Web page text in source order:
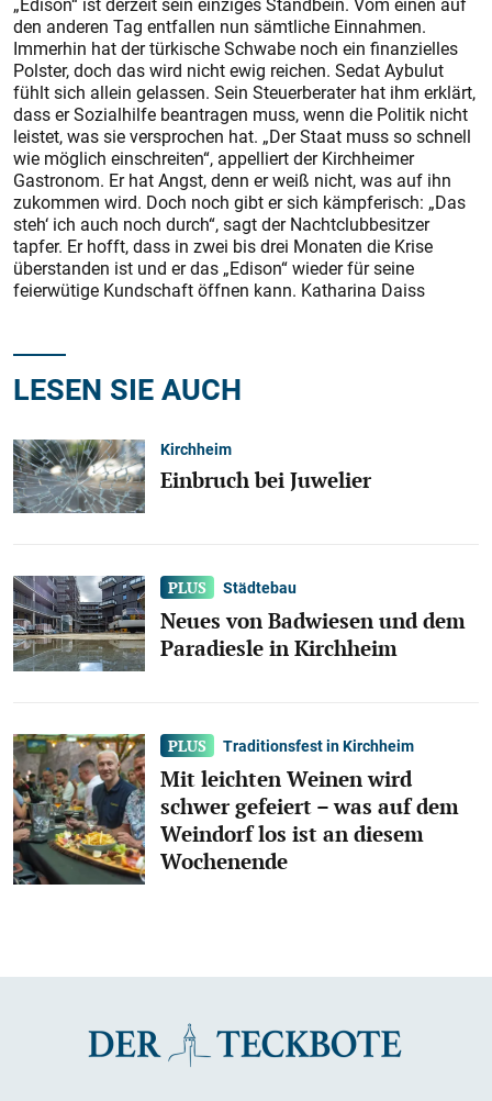
den anderen Tag entfallen nun sämtliche Einnahmen.
Immerhin hat der türkische Schwabe noch ein finanzielles
Pols­ter, doch das wird nicht ewig reichen. Sedat Aybulut
fühlt sich allein gelassen. Sein Steuerberater hat ihm erklärt,
dass er Sozialhilfe beantragen muss, wenn die Politik nicht
leis­tet, was sie versprochen hat. „Der Staat muss so schnell
wie möglich einschreiten“, appelliert der Kirchheimer
Gastronom. Er hat Angst, denn er weiß nicht, was auf ihn
zukommen wird. Doch noch gibt er sich kämpferisch: „Das
steh‘ ich auch noch durch“, sagt der Nachtclubbesitzer
tapfer. Er hofft, dass in zwei bis drei Monaten die Krise
überstanden ist und er das „Edison“ wieder für seine
feierwütige Kundschaft öffnen kann. Katharina Daiss
LESEN SIE AUCH
Kirchheim
Einbruch bei Juwelier
Städtebau
Neues von Badwiesen und dem
Paradiesle in Kirchheim
Traditionsfest in Kirchheim
Mit leichten Weinen wird
schwer gefeiert – was auf dem
Weindorf los ist an diesem
Wochenende